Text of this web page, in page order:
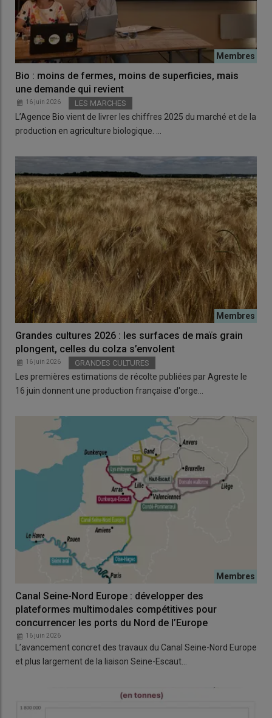
Bio : moins de fermes, moins de superficies, mais
une demande qui revient
16 juin 2026 LES MARCHES
L’Agence Bio vient de livrer les chiffres 2025 du marché et de la
production en agriculture biologique. …
Grandes cultures 2026 : les surfaces de maïs grain
plongent, celles du colza s’envolent
16 juin 2026 GRANDES CULTURES
Les premières estimations de récolte publiées par Agreste le
16 juin donnent une production française d'orge…
Canal Seine-Nord Europe : développer des
plateformes multimodales compétitives pour
concurrencer les ports du Nord de l’Europe
16 juin 2026
L’avancement concret des travaux du Canal Seine-Nord Europe
et plus largement de la liaison Seine-Escaut…